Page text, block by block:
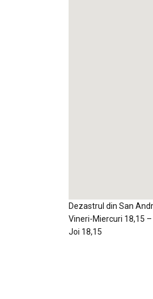
Dezastrul din San
Vineri-Miercuri 18,15 –
Joi 18,15